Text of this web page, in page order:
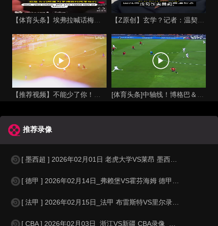
推荐录像
[ 墨西超 ] 2026年02月01日 老虎大学VS莱昂 墨西超_全场录像【
[ 德甲 ] 2026年02月14日_弗赖堡VS霍芬海姆 德甲录像_全场录
[ 法甲 ] 2026年02月15日_法甲 布雷斯特VS里尔录像_高清录像
[ CBA ] 2026年02月03日_浙江VS新疆 CBA录像_高清录像【